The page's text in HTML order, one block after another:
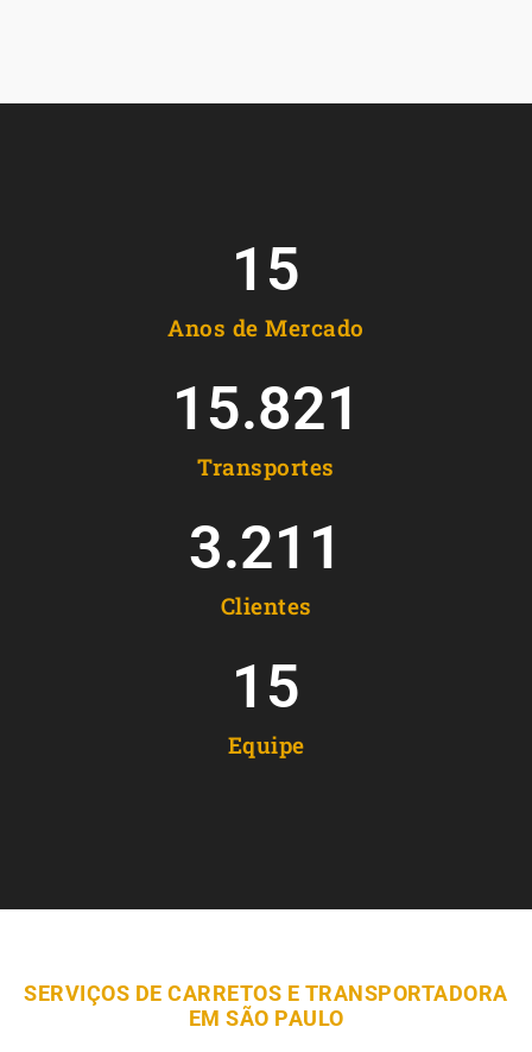
Anos de Mercado
15
Transportes
15.821
Clientes
3.211
Equipe
15
SERVIÇOS DE CARRETOS E TRANSPORTADORA
EM SÃO PAULO